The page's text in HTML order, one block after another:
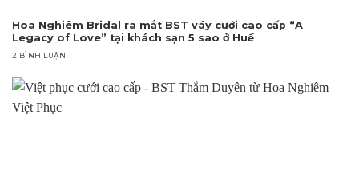
Hoa Nghiêm Bridal ra mắt BST váy cưới cao cấp “A
Legacy of Love” tại khách sạn 5 sao ở Huế
2 BÌNH LUẬN